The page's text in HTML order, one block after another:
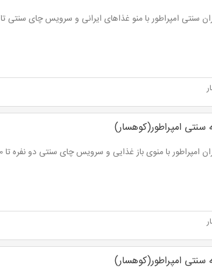
امپراطور با منو غذاهای ایرانی و سرویس چای سنتی تا 55% تخفیف و پرداخت از 13,500 تومان
سنتی امپراطور(کوهسار)
با منوی باز غذایی و سرویس چای سنتی دو نفره تا 60% تخفیف و پرداخت از 12,000 تومان
سنتی امپراطور(کوهسار)